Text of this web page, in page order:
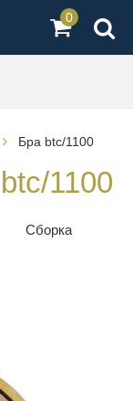
0
Бра btc/1100
btc/1100
Сборка